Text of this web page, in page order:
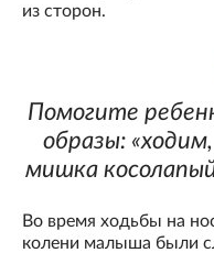
из сторон.
Помогите
образы:
мишка
Во время ходьбы на
колени малыша были